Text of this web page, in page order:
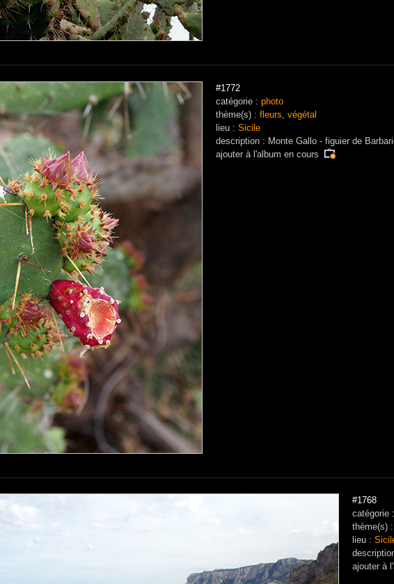
#1772
catégorie : photo
thème(s) : fleurs végétal
lieu : Sicile
description : Monte Gallo - figuier de
ajouter à l'album en cours
#1768
catégorie
thème(s)
lieu :
ajouter à